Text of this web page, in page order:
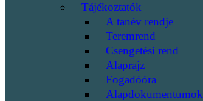
Tájékoztatók
A tanév rendje
Teremrend
Csengetési rend
Alaprajz
Fogadóóra
Alapdokumentumok